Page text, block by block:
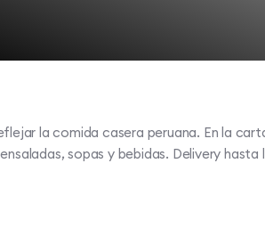
la comida casera peruana. En la
sopas y bebidas. Delivery hasta